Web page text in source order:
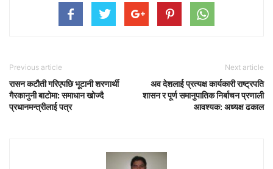
Previous article
रासन कटौती गरिएपछि भूटानी शरणार्थी
गैरकानुनी बाटोमा: समाधान खोज्दै
प्रधानमन्त्रीलाई पत्र
Next article
अव देशलाई प्रत्यक्ष कार्यकारी राष्ट्रपति
शासन र पूर्ण समानुपातिक निर्बाचन प्रणाली
आवश्यक: अध्यक्ष ढकाल